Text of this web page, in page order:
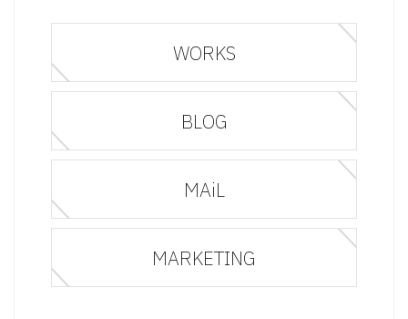
WORKS
BLOG
MAiL
MARKETING